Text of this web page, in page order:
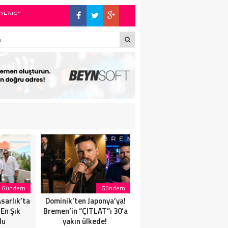
Gündem
Şık
Gündem
Dominik’ten Japonya’ya!
Bremen’in “ÇITLAT”ı 30’a
yakın ülkede!